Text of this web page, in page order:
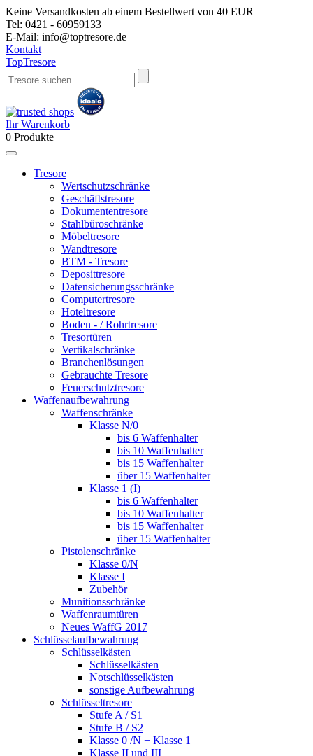
Keine Versandkosten ab einem Bestellwert von 40 EUR
Tel: 0421 - 60959133
E-Mail: info@toptresore.de
Kontakt
TopTresore
Ihr Warenkorb
0 Produkte
Tresore
Wertschutzschränke
Geschäftstresore
Dokumententresore
Stahlbüroschränke
Möbeltresore
Wandtresore
BTM - Tresore
Deposittresore
Datensicherungsschränke
Computertresore
Hoteltresore
Boden - / Rohrtresore
Tresortüren
Vertikalschränke
Branchenlösungen
Gebrauchte Tresore
Feuerschutztresore
Waffenaufbewahrung
Waffenschränke
Klasse N/0
bis 6 Waffenhalter
bis 10 Waffenhalter
bis 15 Waffenhalter
über 15 Waffenhalter
Klasse 1 (I)
bis 6 Waffenhalter
bis 10 Waffenhalter
bis 15 Waffenhalter
über 15 Waffenhalter
Pistolenschränke
Klasse 0/N
Klasse I
Zubehör
Munitionsschränke
Waffenraumtüren
Neues WaffG 2017
Schlüsselaufbewahrung
Schlüsselkästen
Schlüsselkästen
Notschlüsselkästen
sonstige Aufbewahrung
Schlüsseltresore
Stufe A / S1
Stufe B / S2
Klasse 0 /N + Klasse 1
Klasse II und III